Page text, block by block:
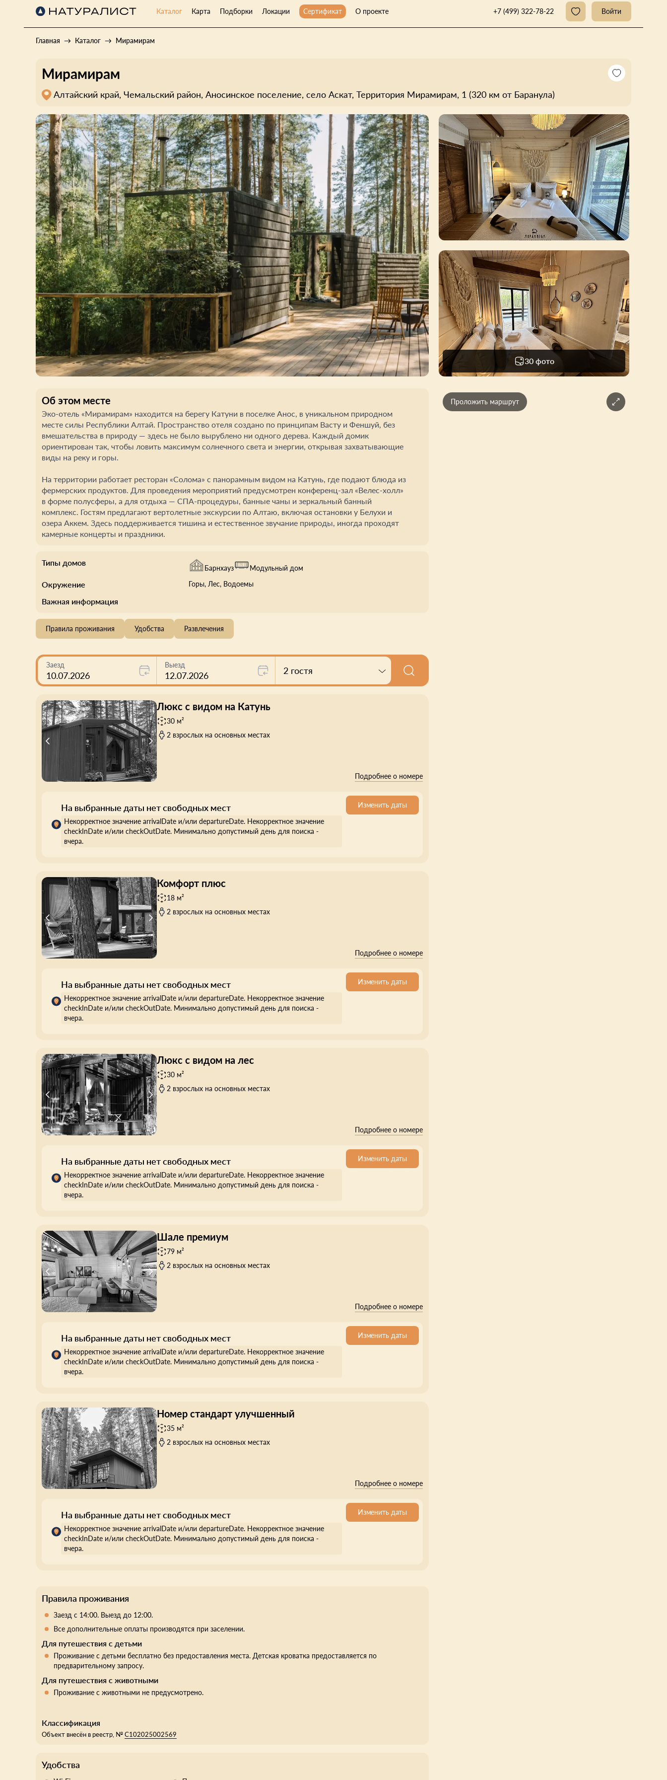
Каталог Карта Подборки Локации Сертификат О проекте +7 (499) 322-78-22 Войти
Главная Каталог Мирамирам
Мирамирам
Алтайский край, Чемальский район, Аносинское поселение, село Аскат, Территория Мирамирам, 1​ (320 км от Баранула)
30 фото
Об этом месте
Эко-отель «Мирамирам» находится на берегу Катуни в поселке Анос, в уникальном природном
месте силы Республики Алтай. Пространство отеля создано по принципам Васту и Феншуй, без
вмешательства в природу — здесь не было вырублено ни одного дерева. Каждый домик
ориентирован так, чтобы ловить максимум солнечного света и энергии, открывая захватывающие
виды на реку и горы.
На территории работает ресторан «Солома» с панорамным видом на Катунь, где подают блюда из
фермерских продуктов. Для проведения мероприятий предусмотрен конференц-зал «Велес-холл»
в форме полусферы, а для отдыха — СПА-процедуры, банные чаны и зеркальный банный
комплекс. Гостям предлагают вертолетные экскурсии по Алтаю, включая остановки у Белухи и
озера Аккем. Здесь поддерживается тишина и естественное звучание природы, иногда проходят
камерные концерты и праздники.
Типы домов
Барнхауз Модульный дом
Окружение Горы, Лес, Водоемы
Важная информация
Правила проживания Удобства Развлечения
Заезд
10.07.2026
Выезд
12.07.2026 2 гостя
Люкс с видом на Катунь
30 м²
2 взрослых на основных местах
Подробнее о номере
На выбранные даты нет свободных мест
Некорректное значение arrivalDate и/или departureDate. Некорректное значение
checkInDate и/или checkOutDate. Минимально допустимый день для поиска -
вчера.
Изменить даты
Комфорт плюс
18 м²
2 взрослых на основных местах
Подробнее о номере
На выбранные даты нет свободных мест
Некорректное значение arrivalDate и/или departureDate. Некорректное значение
checkInDate и/или checkOutDate. Минимально допустимый день для поиска -
вчера.
Изменить даты
Люкс с видом на лес
30 м²
2 взрослых на основных местах
Подробнее о номере
На выбранные даты нет свободных мест
Некорректное значение arrivalDate и/или departureDate. Некорректное значение
checkInDate и/или checkOutDate. Минимально допустимый день для поиска -
вчера.
Изменить даты
Шале премиум
79 м²
2 взрослых на основных местах
Подробнее о номере
На выбранные даты нет свободных мест
Некорректное значение arrivalDate и/или departureDate. Некорректное значение
checkInDate и/или checkOutDate. Минимально допустимый день для поиска -
вчера.
Изменить даты
Номер стандарт улучшенный
35 м²
2 взрослых на основных местах
Подробнее о номере
На выбранные даты нет свободных мест
Некорректное значение arrivalDate и/или departureDate. Некорректное значение
checkInDate и/или checkOutDate. Минимально допустимый день для поиска -
вчера.
Изменить даты
Правила проживания
Заезд с 14:00. Выезд до 12:00.
Все дополнительные оплаты производятся при заселении.
Для путешествия с детьми
Проживание с детьми бесплатно без предоставления места. Детская кроватка предоставляется по
предварительному запросу.
Для путешествия с животными
Проживание с животными не предусмотрено.
Классификация
Объект внесён в реестр, №С102025002569
Удобства
Проложить маршрут